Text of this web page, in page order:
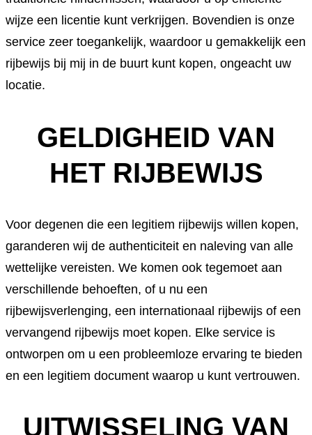
wijze een licentie kunt verkrijgen. Bovendien is onze
service zeer toegankelijk, waardoor u gemakkelijk een
rijbewijs bij mij in de buurt kunt kopen, ongeacht uw
locatie.
GELDIGHEID VAN
HET RIJBEWIJS
Voor degenen die een legitiem rijbewijs willen kopen,
garanderen wij de authenticiteit en naleving van alle
wettelijke vereisten. We komen ook tegemoet aan
verschillende behoeften, of u nu een
rijbewijsverlenging, een internationaal rijbewijs of een
vervangend rijbewijs moet kopen. Elke service is
ontworpen om u een probleemloze ervaring te bieden
en een legitiem document waarop u kunt vertrouwen.
UITWISSELING VAN